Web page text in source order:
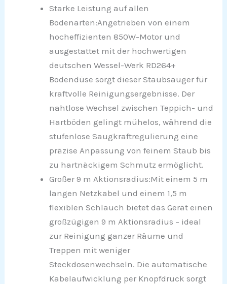
Starke Leistung auf allen
Bodenarten:Angetrieben von einem
hocheffizienten 850W-Motor und
ausgestattet mit der hochwertigen
deutschen Wessel-Werk RD264+
Bodendüse sorgt dieser Staubsauger für
kraftvolle Reinigungsergebnisse. Der
nahtlose Wechsel zwischen Teppich- und
Hartböden gelingt mühelos, während die
stufenlose Saugkraftregulierung eine
präzise Anpassung von feinem Staub bis
zu hartnäckigem Schmutz ermöglicht.
Großer 9 m Aktionsradius:Mit einem 5 m
langen Netzkabel und einem 1,5 m
flexiblen Schlauch bietet das Gerät einen
großzügigen 9 m Aktionsradius – ideal
zur Reinigung ganzer Räume und
Treppen mit weniger
Steckdosenwechseln. Die automatische
Kabelaufwicklung per Knopfdruck sorgt